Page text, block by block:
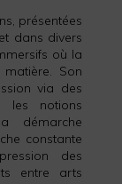
présentées
dans divers
où la
Son
via des
les notions
démarche
constante
des
entre arts